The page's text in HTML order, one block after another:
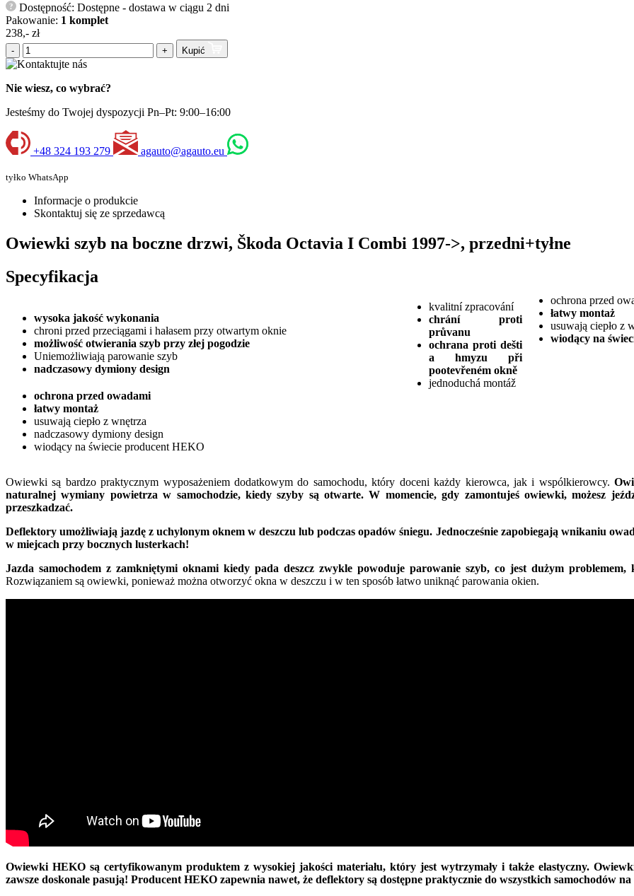
?
Dostępność: Dostępne - dostawa w ciągu 2 dni
Pakowanie: 1 komplet
238,- zł
- + Kupić
Nie wiesz, co wybrać?
Jesteśmy do Twojej dyspozycji Pn–Pt: 9:00–16:00
+48 324 193 279 agauto@agauto.eu
tyłko WhatsApp
Informacje o produkcie
Skontaktuj się ze sprzedawcą
Owiewki szyb na boczne drzwi, Škoda Octavia I Combi 1997->, przedni+tyłne
Specyfikacja
wysoka jakość wykonania
chroni przed przeciągami i hałasem przy otwartym oknie
możliwość otwierania szyb przy złej pogodzie
Uniemożliwiają parowanie szyb
nadczasowy dymiony design
ochrona przed
łatwy montaż
usuwają ciepło z
wiodący na
kvalitní zpracování
chrání proti
průvanu
ochrana proti dešti
a hmyzu
při
pootevřeném okně
jednoduchá montáž
ochrona przed owadami
łatwy montaż
usuwają ciepło z wnętrza
nadczasowy dymiony design
wiodący na świecie producent HEKO
Owiewki są bardzo praktycznym wyposażeniem dodatkowym do samochodu, który doceni każdy kierowca, jak i wspólkierowcy.
naturalnej wymiany powietrza w samochodzie, kiedy szyby są otwarte. W momencie, gdy zamontujeś owiewki, możesz
przeszkadzać.
Deflektory umożliwiają jazdę z uchylonym oknem w deszczu lub podczas opadów śniegu. Jednocześnie zapobiegają wnikaniu
w miejcach przy bocznych lusterkach!
Jazda samochodem z zamkniętymi oknami kiedy pada deszcz zwykle powoduje parowanie szyb, co jest dużym
Rozwiązaniem są owiewki, ponieważ można otworzyć okna w deszczu i w ten sposób łatwo uniknąć parowania okien.
Owiewki HEKO są certyfikowanym produktem z wysokiej jakości materiału, który jest wytrzymały i także elastyczny.
zawsze doskonale pasują! Producent HEKO zapewnia nawet, że deflektory są dostępne praktycznie do wszystkich samochodów